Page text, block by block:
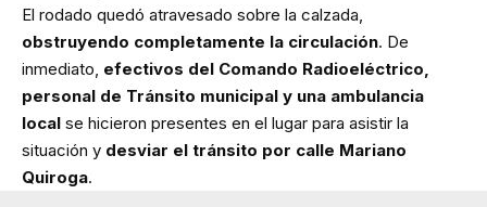
El rodado quedó atravesado sobre la calzada,
obstruyendo completamente la circulación. De
inmediato, efectivos del Comando Radioeléctrico,
personal de Tránsito municipal y una ambulancia
local se hicieron presentes en el lugar para asistir la
situación y desviar el tránsito por calle Mariano
Quiroga.